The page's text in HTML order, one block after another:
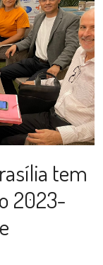
tem
2023-